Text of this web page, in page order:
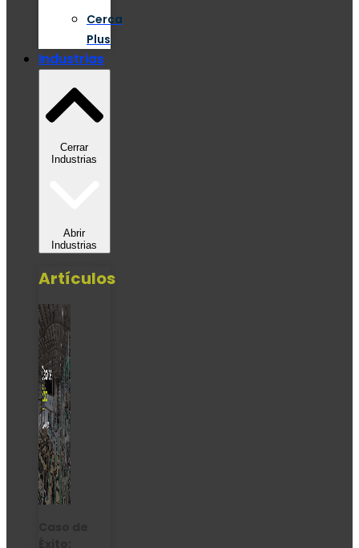
Cerca
Plus
Industrias
Cerrar
Industrias
Abrir
Industrias
Artículos